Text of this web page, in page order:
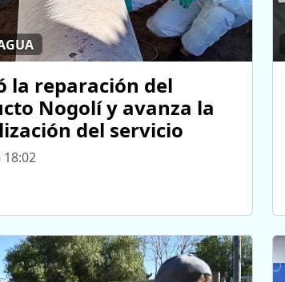
la reparación del
Nogolí y avanza la
del servicio